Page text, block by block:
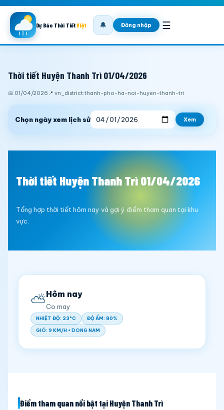
Dự Báo Thời TiếtViệt 🔔 Đăng nhập ☰
Thời tiết Huyện Thanh Trì 01/04/2026
📅 01/04/2026 📍 vn_district:thanh-pho-ha-noi-huyen-thanh-tri
Chọn ngày xem lịch sử Xem
Thời tiết Huyện Thanh Trì 01/04/2026
Tổng hợp thời tiết hôm nay và gợi ý điểm tham quan tại khu
vực.
⛅Hôm nay
Co may
NHIỆT ĐỘ: 23°C ĐỘ ẨM: 80%
GIÓ: 9 KM/H • DONG NAM
Điểm tham quan nổi bật tại Huyện Thanh Trì